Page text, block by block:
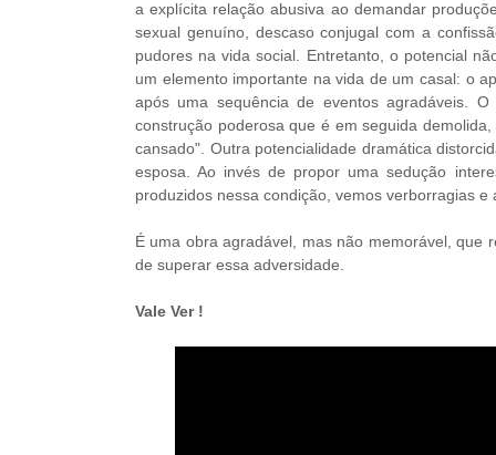
a explícita relação abusiva ao demandar
sexual genuíno, descaso conjugal com a
pudores na vida social. Entretanto, o potencial
um elemento importante na vida de um casal: o
após uma sequência de eventos agradáveis.
construção poderosa que é em seguida
cansado". Outra potencialidade dramática
esposa. Ao invés de propor uma sedução
produzidos nessa condição, vemos verborragias
É uma obra agradável, mas não memorável, que
de superar essa adversidade.
Vale Ver !